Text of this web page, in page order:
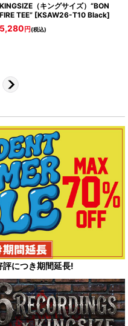
KINGSIZE（キングサイズ）“BON
FIRE TEE” [KSAW26-T10 Black]
5,280 円(税込)
につき期間延長!